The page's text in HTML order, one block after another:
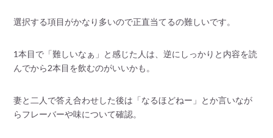
選択する項目がかなり多いので正直当てるの難しいです。
1本目で「難しいなぁ」と感じた人は、逆にしっかりと内容を読
んでから2本目を飲むのがいいかも。
妻と二人で答え合わせした後は「なるほどねー」とか言いなが
らフレーバーや味について確認。